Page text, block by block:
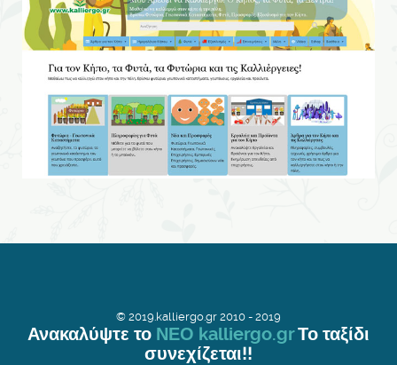
© 2019.kalliergo.gr 2010 - 2019
Ανακαλύψτε το ΝΕΟ kalliergo.grΤο ταξίδι
συνεχίζεται!!